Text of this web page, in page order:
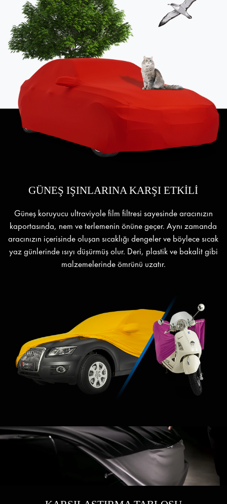
GÜNEŞ IŞINLARINA KARŞI ETKİLİ
Güneş koruyucu ultraviyole film filtresi sayesinde aracınızın
kaportasında, nem ve terlemenin önüne geçer. Aynı zamanda
aracınızın içerisinde oluşan sıcaklığı dengeler ve böylece sıcak
yaz günlerinde ısıyı düşürmüş olur. Deri, plastik ve bakalit gibi
malzemelerinde ömrünü uzatır.